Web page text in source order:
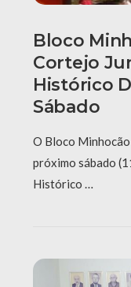
Bloco
Cortejo
Histórico
Sábado
O Bloco Minhocão
próximo sábado
Histórico …